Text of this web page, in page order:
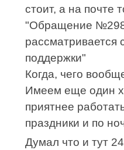
стоит, а на почте
"Обращение
рассматривается
поддержки"
Когда, чего
Имеем еще один
приятнее
праздники и по
Думал что и тут